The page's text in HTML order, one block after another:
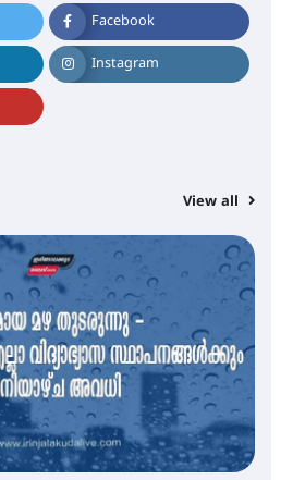
Facebook
Instagram
View all
യൂണിവേഴ്‌സിറ്റിയിൽ നിന്ന്
സാഹിത്യത്തിൽ
നേടിയ എൻ. ആര്യ
സ്‌ക്രീൻ ചെയ്യുന്നു
ജോസഫ്സ് കോളജ്
അസോസിയേഷന്
എക്സ്പോയുമായി
ഹയർ സെക്കൻഡറി